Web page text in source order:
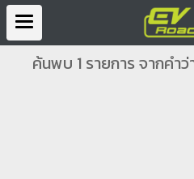
ค้นพบ 1 รายการ จากคำ